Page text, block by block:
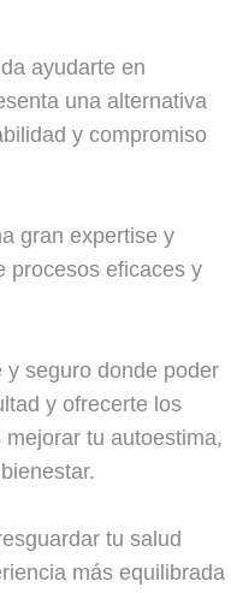
ayudarte en
una alternativa
y compromiso
gran expertise y
procesos eficaces y
seguro donde poder
y ofrecerte los
tu autoestima,
tu salud
más equilibrada